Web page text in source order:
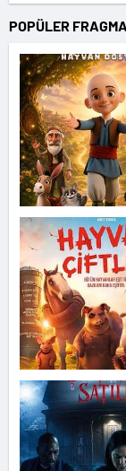
POPÜLER